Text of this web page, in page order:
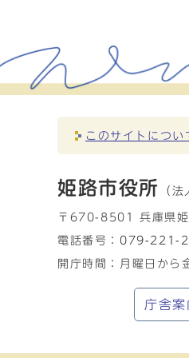
このサイトについ
姫路市役所 （法
〒670-8501 兵庫県姫
電話番号： 079-221-
開庁時間：月曜日か
庁舎案